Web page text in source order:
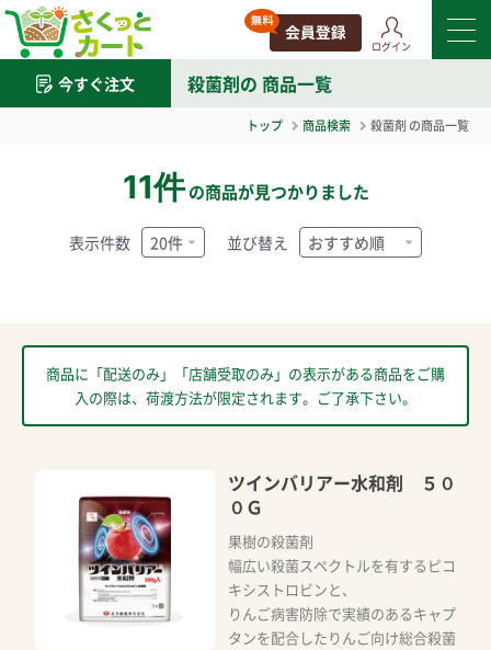
ログイン
今すぐ注文 殺菌剤の 商品一覧
トップ 商品検索 殺菌剤 の商品一覧
11件 の商品が見つかりました
表示件数 並び替え
商品に「配送のみ」「店舗受取のみ」の表示がある商品をご購
入の際は、荷渡方法が限定されます。ご了承下さい。
ツインバリアー水和剤 ５０
０Ｇ
果樹の殺菌剤
幅広い殺菌スペクトルを有するピコ
キシストロビンと、
りんご病害防除で実績のあるキャプ
タンを配合したりんご向け総合殺菌